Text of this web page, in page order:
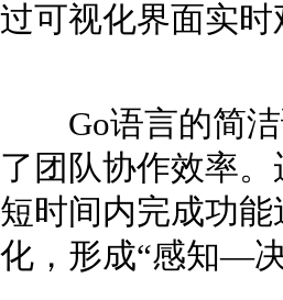
过可视化界面实
Go语言的简洁
了团队协作效率
短时间内完成功
化，形成“感知—